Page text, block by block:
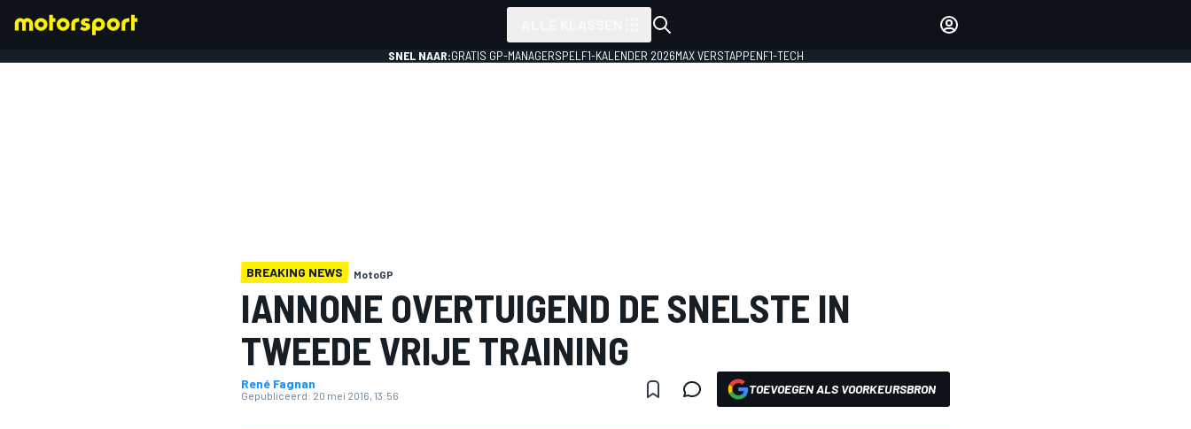
SNEL NAAR:GRATIS GP-MANAGERSPEL F1-KALENDER 2026MAX VERSTAPPENF1-TECH
BREAKING NEWS MotoGP
IANNONE OVERTUIGEND DE SNELSTE IN
TWEEDE VRIJE TRAINING
René Fagnan
Gepubliceerd: 20 mei 2016, 13:56 TOEVOEGEN ALS VOORKEURSBRON